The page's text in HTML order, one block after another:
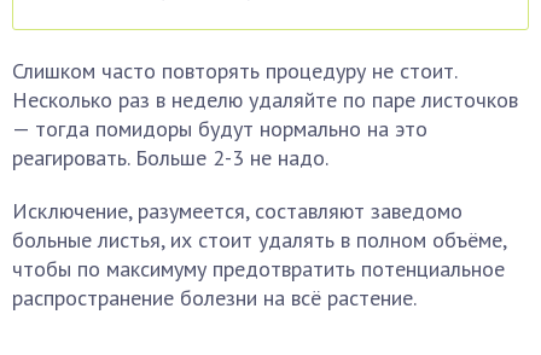
Слишком часто повторять процедуру не стоит.
Несколько раз в неделю удаляйте по паре листочков
— тогда помидоры будут нормально на это
реагировать. Больше 2-3 не надо.
Исключение, разумеется, составляют заведомо
больные листья, их стоит удалять в полном объёме,
чтобы по максимуму предотвратить потенциальное
распространение болезни на всё растение.